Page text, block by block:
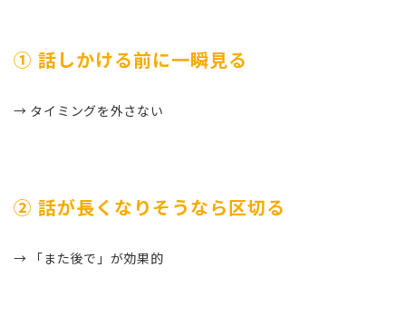
① 話しかける前に一瞬見る
→ タイミングを外さない
② 話が長くなりそうなら区切る
→ 「また後で」が効果的